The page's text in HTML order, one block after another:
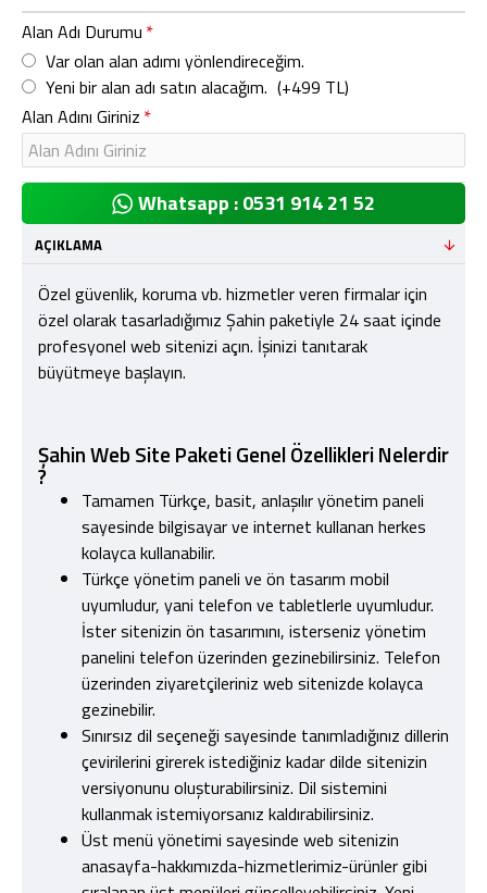
Alan Adı Durumu
Var olan alan adımı yönlendireceğim.
Yeni bir alan adı satın alacağım. (+499 TL)
Alan Adını Giriniz
Whatsapp : 0531 914 21 52
AÇIKLAMA
Özel güvenlik, koruma vb. hizmetler veren firmalar için
özel olarak tasarladığımız Şahin paketiyle 24 saat içinde
profesyonel web sitenizi açın. İşinizi tanıtarak
büyütmeye başlayın.
Şahin Web Site Paketi Genel Özellikleri Nelerdir
?
Tamamen Türkçe, basit, anlaşılır yönetim paneli
sayesinde bilgisayar ve internet kullanan herkes
kolayca kullanabilir.
Türkçe yönetim paneli ve ön tasarım mobil
uyumludur, yani telefon ve tabletlerle uyumludur.
İster sitenizin ön tasarımını, isterseniz yönetim
panelini telefon üzerinden gezinebilirsiniz. Telefon
üzerinden ziyaretçileriniz web sitenizde kolayca
gezinebilir.
Sınırsız dil seçeneği sayesinde tanımladığınız dillerin
çevirilerini girerek istediğiniz kadar dilde sitenizin
versiyonunu oluşturabilirsiniz. Dil sistemini
kullanmak istemiyorsanız kaldırabilirsiniz.
Üst menü yönetimi sayesinde web sitenizin
anasayfa-hakkımızda-hizmetlerimiz-ürünler gibi